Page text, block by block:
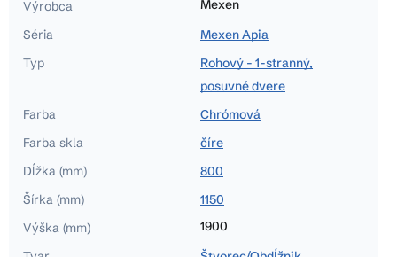
Výrobca
Mexen
Séria
Mexen Apia
Typ
Rohový - 1-stranný,
posuvné dvere
Farba
Chrómová
Farba skla
číre
Dĺžka (mm)
800
Šírka (mm)
1150
Výška (mm)
1900